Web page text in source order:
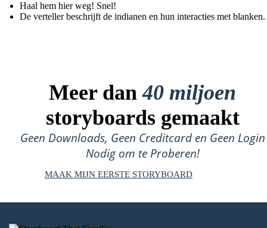
Haal hem hier weg! Snel!
De verteller beschrijft de indianen en hun interacties met blanken.
Meer dan40 miljoen
storyboards gemaakt
Geen Downloads, Geen Creditcard en Geen Login
Nodig om te Proberen!
MAAK MIJN EERSTE STORYBOARD